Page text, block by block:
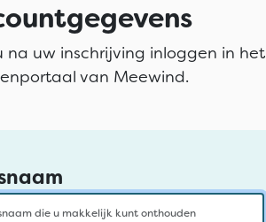
na uw inschrijving inloggen in het
van Meewind.